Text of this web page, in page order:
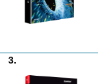
3.